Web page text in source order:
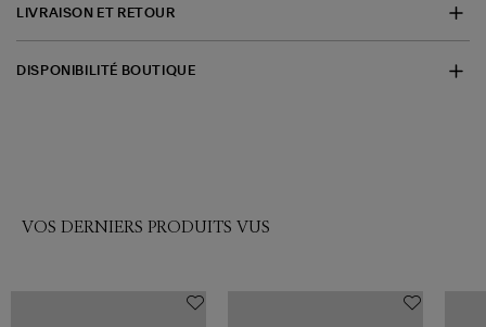
LIVRAISON ET RETOUR
DISPONIBILITÉ BOUTIQUE
VOS DERNIERS PRODUITS VUS